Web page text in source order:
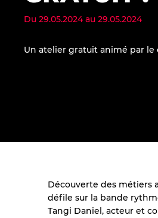
Du 29.05.2024au 29.05.2024
Un atelier gratuit animé par
Découverte des métiers
défile sur la bande
Tangi Daniel, acteur et